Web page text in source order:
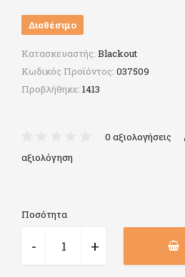
Διαθέσιμο
Κατασκευαστής: Blackout
Κωδικός Προϊόντος: 037509
Προβλήθηκε: 1413
0 αξιολογήσεις
αξιολόγηση
Ποσότητα